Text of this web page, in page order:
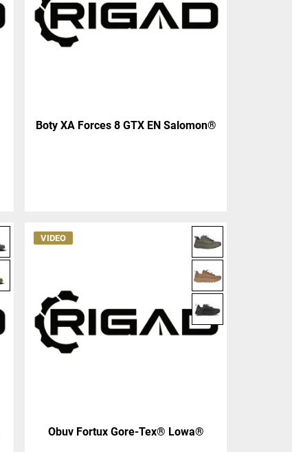
Boty XA Forces 8 GTX EN Salomon®
VIDEO
Obuv Fortux Gore-Tex® Lowa®